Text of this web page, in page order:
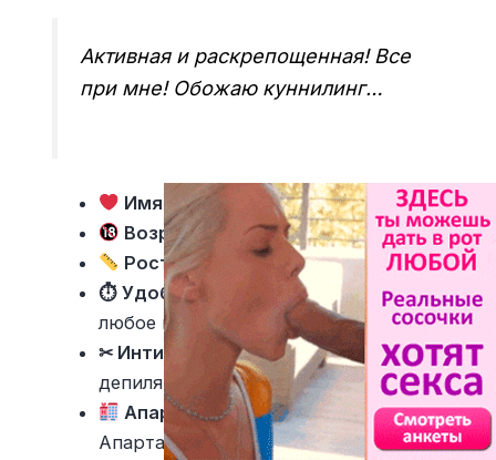
Активная и раскрепощенная! Все
при мне! Обожаю куннилинг…
Имя девушки
— Грета
Возраст— 30
Рост, Вес 182 см, 58 кг
⏱ Удобное время для звонков— В
любое время
✂ Интимная стрижка — Полная
депиляция
Апартаменты и выезд
—
Апартаменты, выезд в гостиницу,